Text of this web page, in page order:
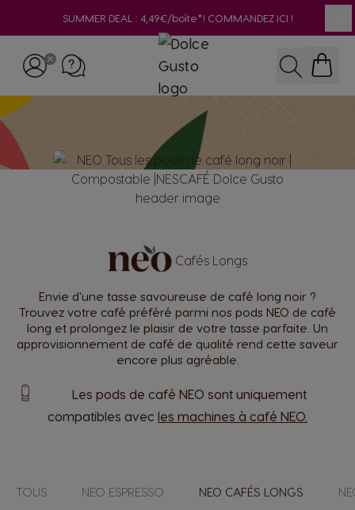
SUMMER DEAL : 4,49€/boîte*! COMMANDEZ ICI !
Сafés Longs
Envie d'une tasse savoureuse de café long noir ?
Trouvez votre café préféré parmi nos pods NEO de café
long et prolongez le plaisir de votre tasse parfaite. Un
approvisionnement de café de qualité rend cette saveur
encore plus agréable.
Les pods de café NEO sont uniquement
compatibles avec les machines à café NEO.
TOUS NEO ESPRESSO NEO СAFÉS LONGS